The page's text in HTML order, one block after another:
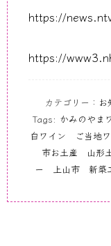
https://
https://
カテゴリー： お
Tags: かみのや
白ワイン ご当地
市お土産 山形
ー 上山市 新築